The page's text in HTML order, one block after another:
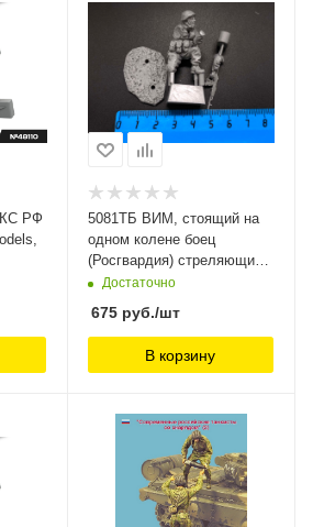
РФ
5081ТБ ВИМ, стоящий на
одном колене боец
(Росгвардия) стреляющий
из автомата Три Богатыря,
Достаточно
675руб./шт
В корзину